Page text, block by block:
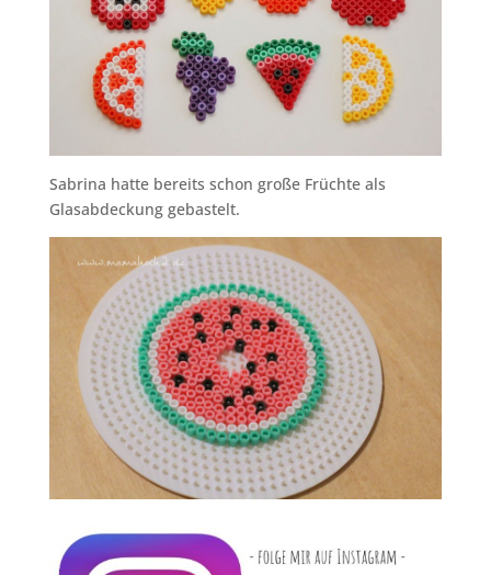
Sabrina hatte bereits schon große Früchte als
Glasabdeckung gebastelt.